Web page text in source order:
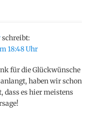
schreibt:
18:48 Uhr
für die Glückwünsche
haben wir schon
dass es hier meistens